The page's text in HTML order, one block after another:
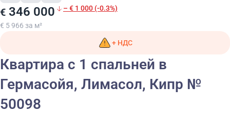
€ 346 000 – € 1 000 (-0.3%)
€ 5 966 за м²
+ НДС
Квартира с 1 спальней в
Гермасойя, Лимасол, Кипр №
50098